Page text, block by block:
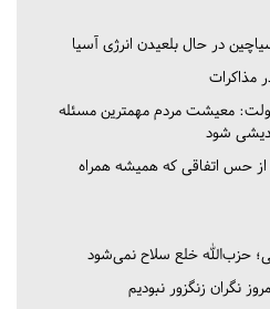
در حال بلعیدن انرژی آسیا
مذاکرات
معیشت مردم مهمترین مسئله
شود
حس اتفاقی که همیشه همراه
حزب‌الله خلع سلاح نمی‌شود
نگران زنگزور نبودیم